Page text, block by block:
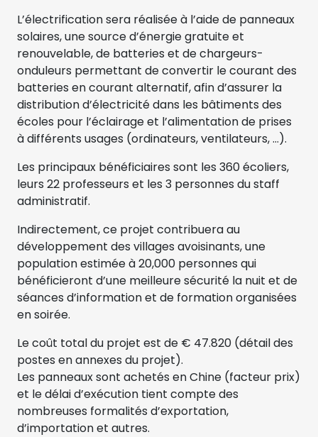
L’électrification sera réalisée à l’aide de panneaux
solaires, une source d’énergie gratuite et
renouvelable, de batteries et de chargeurs-
onduleurs permettant de convertir le courant des
batteries en courant alternatif, afin d’assurer la
distribution d’électricité dans les bâtiments des
écoles pour l’éclairage et l’alimentation de prises
à différents usages (ordinateurs, ventilateurs, …).
Les principaux bénéficiaires sont les 360 écoliers,
leurs 22 professeurs et les 3 personnes du staff
administratif.
Indirectement, ce projet contribuera au
développement des villages avoisinants, une
population estimée à 20,000 personnes qui
bénéficieront d’une meilleure sécurité la nuit et de
séances d’information et de formation organisées
en soirée.
Le coût total du projet est de € 47.820 (détail des
postes en annexes du projet).
Les panneaux sont achetés en Chine (facteur prix)
et le délai d’exécution tient compte des
nombreuses formalités d’exportation,
d’importation et autres.